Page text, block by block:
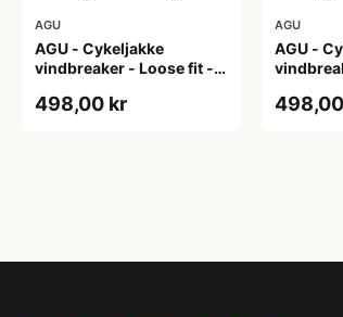
AGU
AGU - Cykeljakke
vindbreaker - Loose fit -
498,00 kr
AGU
AGU -